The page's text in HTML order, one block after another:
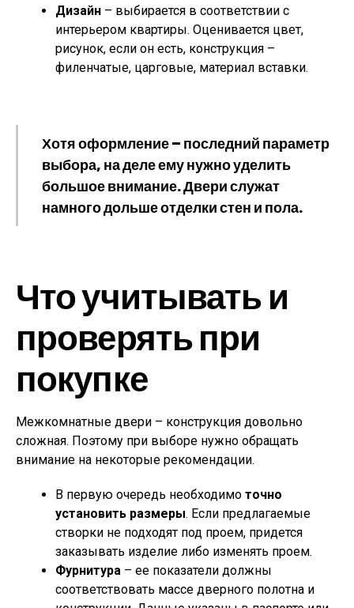
Дизайн – выбирается в соответствии с
интерьером квартиры. Оценивается цвет,
рисунок, если он есть, конструкция –
филенчатые, царговые, материал вставки.
Хотя оформление – последний параметр
выбора, на деле ему нужно уделить
большое внимание. Двери служат
намного дольше отделки стен и пола.
Что учитывать и
проверять при
покупке
Межкомнатные двери – конструкция довольно
сложная. Поэтому при выборе нужно обращать
внимание на некоторые рекомендации.
В первую очередь необходимо точно
установить размеры. Если предлагаемые
створки не подходят под проем, придется
заказывать изделие либо изменять проем.
Фурнитура – ее показатели должны
соответствовать массе дверного полотна и